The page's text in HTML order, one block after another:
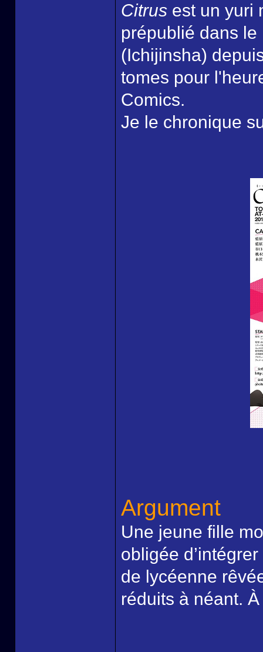
Citrus est un yuri
prépublié dans
(Ichijinsha)
tomes pour
Comics.
Je le chronique
Argument
Une jeune fille
obligée
de lycéenne
réduits à néant.